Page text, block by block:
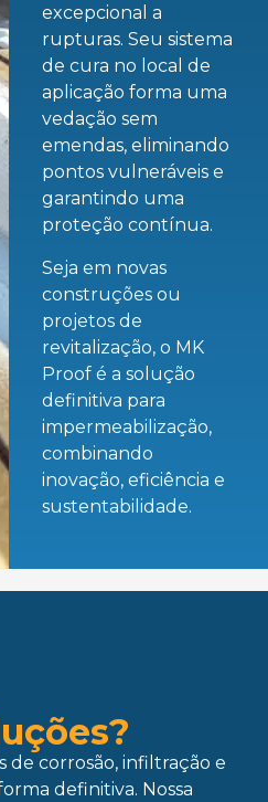
excepcional a
rupturas. Seu sistema
de cura no local de
aplicação forma uma
vedação sem
emendas, eliminando
pontos vulneráveis e
garantindo uma
proteção contínua.
Seja em novas
construções ou
projetos de
revitalização, o MK
Proof é a solução
definitiva para
impermeabilização,
combinando
inovação, eficiência e
sustentabilidade.
de corrosão, infiltração e
definitiva. Nossa